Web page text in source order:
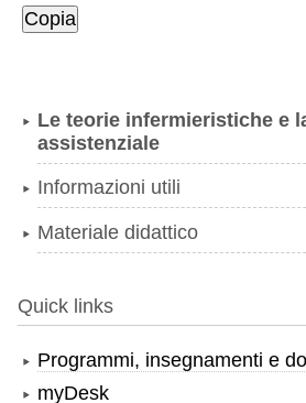
Le teorie infermieristiche e
assistenziale
Informazioni utili
Materiale didattico
Quick links
Programmi, insegnamenti e
myDesk